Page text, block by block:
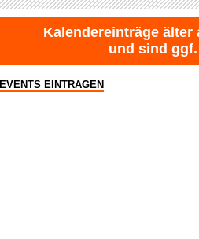
Kalendereinträge älter
und sind
EVENTS EINTRAGEN